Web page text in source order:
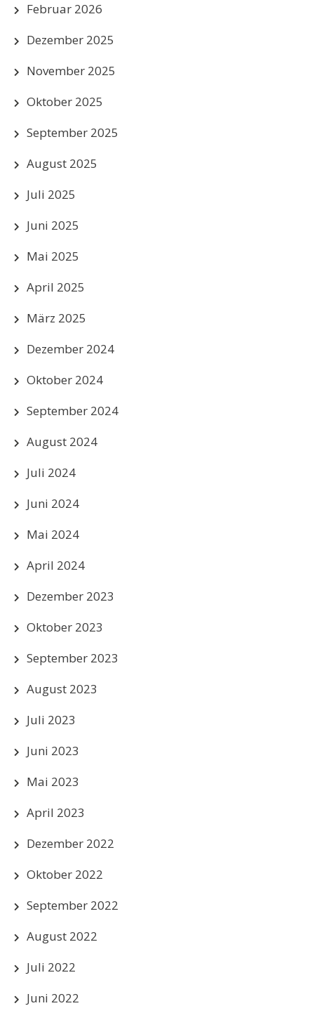
Februar 2026
Dezember 2025
November 2025
Oktober 2025
September 2025
August 2025
Juli 2025
Juni 2025
Mai 2025
April 2025
März 2025
Dezember 2024
Oktober 2024
September 2024
August 2024
Juli 2024
Juni 2024
Mai 2024
April 2024
Dezember 2023
Oktober 2023
September 2023
August 2023
Juli 2023
Juni 2023
Mai 2023
April 2023
Dezember 2022
Oktober 2022
September 2022
August 2022
Juli 2022
Juni 2022